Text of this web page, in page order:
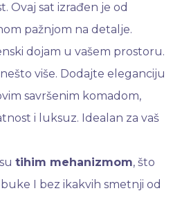
Ovaj sat izrađen je od
pažnjom na detalje.
dojam u vašem prostoru.
više. Dodajte eleganciju
savršenim komadom,
i luksuz. Idealan za vaš
sutihim mehanizmom, što
I bez ikakvih smetnji od